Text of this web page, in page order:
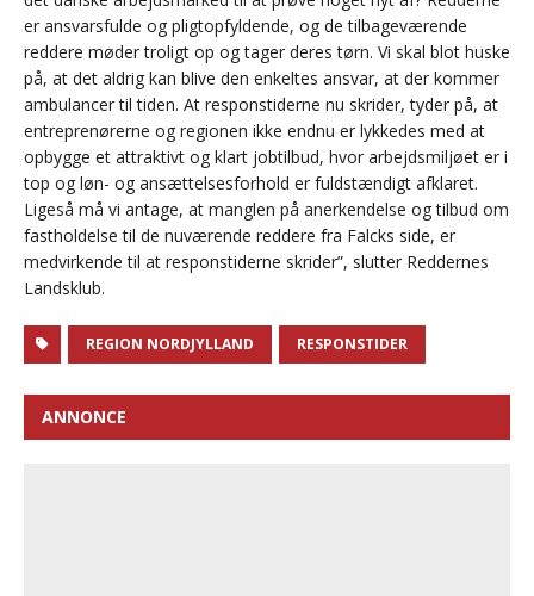
er ansvarsfulde og pligtopfyldende, og de tilbageværende
reddere møder troligt op og tager deres tørn. Vi skal blot huske
på, at det aldrig kan blive den enkeltes ansvar, at der kommer
ambulancer til tiden. At responstiderne nu skrider, tyder på, at
entreprenørerne og regionen ikke endnu er lykkedes med at
opbygge et attraktivt og klart jobtilbud, hvor arbejdsmiljøet er i
top og løn- og ansættelsesforhold er fuldstændigt afklaret.
Ligeså må vi antage, at manglen på anerkendelse og tilbud om
fastholdelse til de nuværende reddere fra Falcks side, er
medvirkende til at responstiderne skrider”, slutter Reddernes
Landsklub.
REGION NORDJYLLAND RESPONSTIDER
ANNONCE